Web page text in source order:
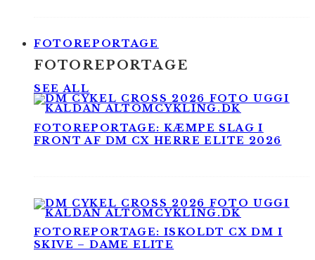
FOTOREPORTAGE
FOTOREPORTAGE
SEE ALL
FOTOREPORTAGE: KÆMPE SLAG I
FRONT AF DM CX HERRE ELITE 2026
FOTOREPORTAGE: ISKOLDT CX DM I
SKIVE – DAME ELITE